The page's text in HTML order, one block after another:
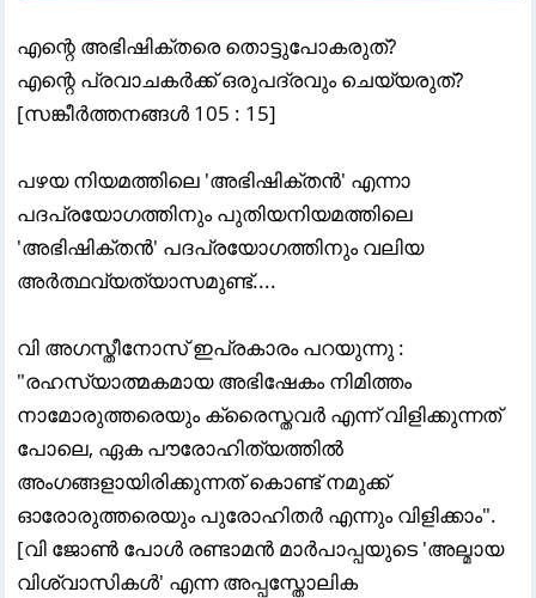
എന്റെ അഭിഷിക്‌തരെ തൊട്ടുപോകരുത്‌?
എന്റെ പ്രവാചകര്ക്ക്‌ ഒരുപദ്രവും ചെയ്യരുത്‌?
[സങ്കീര്ത്തനങ്ങള് 105 : 15]
പഴയ നിയമത്തിലെ 'അഭിഷിക്തൻ' എന്നാ
പദപ്രയോഗത്തിനും പുതിയനിയമത്തിലെ
'അഭിഷിക്തൻ' പദപ്രയോഗത്തിനും വലിയ
അർത്ഥവ്യത്യാസമുണ്ട്....
വി അഗസ്തീനോസ് ഇപ്രകാരം പറയുന്നു :
"രഹസ്യാത്മകമായ അഭിഷേകം നിമിത്തം
നാമോരുത്തരെയും ക്രൈസ്തവർ എന്ന് വിളിക്കുന്നത്
പോലെ, ഏക പൗരോഹിത്യത്തിൽ
അംഗങ്ങളായിരിക്കുന്നത് കൊണ്ട് നമുക്ക്
ഓരോരുത്തരെയും പുരോഹിതർ എന്നും വിളിക്കാം".
[വി ജോൺ പോൾ രണ്ടാമൻ മാർപാപ്പയുടെ 'അല്മായ
വിശ്വാസികൾ' എന്ന അപ്പസ്തോലിക